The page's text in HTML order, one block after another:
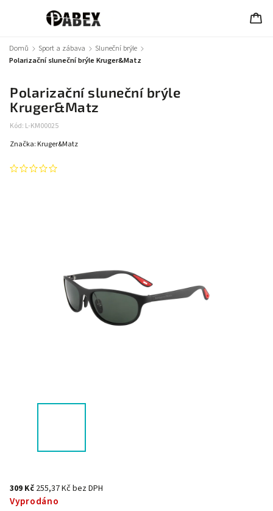
Domů / Sport a zábava / Sluneční brýle /
Polarizační sluneční brýle Kruger&Matz
Polarizační sluneční brýle
Kruger&Matz
Kód: L-KM00025
Značka: Kruger&Matz
309 Kč 255,37 Kč bez DPH
Vyprodáno